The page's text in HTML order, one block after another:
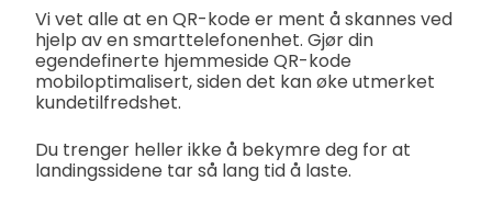
Vi vet alle at en QR-kode er ment å skannes ved
hjelp av en smarttelefonenhet. Gjør din
egendefinerte hjemmeside QR-kode
mobiloptimalisert, siden det kan øke utmerket
kundetilfredshet.
Du trenger heller ikke å bekymre deg for at
landingssidene tar så lang tid å laste.